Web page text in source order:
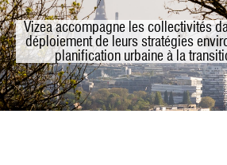
Vizea accompagne les collectivités
déploiement de leurs stratégies
planification urbaine à la